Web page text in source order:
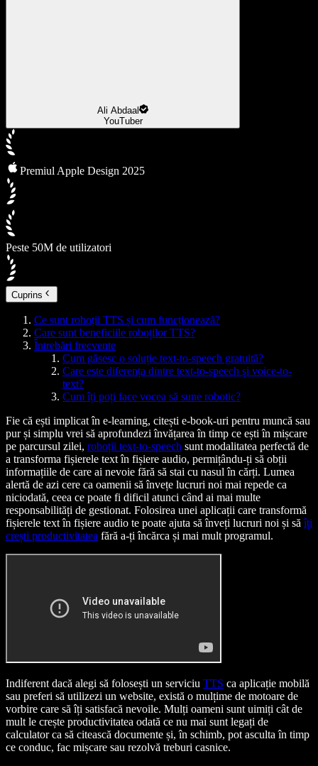
Ali Abdaal
YouTuber
Premiul Apple Design 2025
Peste 50M de utilizatori
Cuprins
Ce sunt roboții TTS și cum funcționează?
Care sunt beneficiile roboților TTS?
Întrebări frecvente
Cum găsesc o soluție text-to-speech gratuită?
Care este diferența dintre text-to-speech și voice-to-
text?
Cum îți poți face vocea să sune robotic?
Fie că ești implicat în e-learning, citești e-book-uri pentru muncă sau
pur și simplu vrei să aprofundezi învățarea în timp ce ești în mișcare
pe parcursul zilei, roboții text-to-speech sunt modalitatea perfectă de
a transforma fișierele text în fișiere audio, permițându-ți să obții
informațiile de care ai nevoie fără să stai cu nasul în cărți. Lumea
alertă de azi cere ca oamenii să învețe lucruri noi mai repede ca
niciodată, ceea ce poate fi dificil atunci când ai mai multe
responsabilități de gestionat. Folosirea unei aplicații care transformă
fișierele text în fișiere audio te poate ajuta să înveți lucruri noi și săîți
crești productivitatea fără a-ți încărca și mai mult programul.
Indiferent dacă alegi să folosești un serviciu TTS ca aplicație mobilă
sau preferi să utilizezi un website, există o mulțime de motoare de
vorbire care să îți satisfacă nevoile. Mulți oameni sunt uimiți cât de
mult le crește productivitatea odată ce nu mai sunt legați de
calculator ca să citească documente și, în schimb, pot asculta în timp
ce conduc, fac mișcare sau rezolvă treburi casnice.